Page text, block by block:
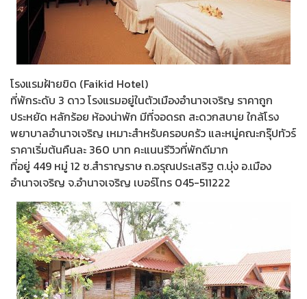
โรงแรมฝ้ายขิด (Faikid Hotel)
ที่พักระดับ 3 ดาว โรงแรมอยู่ในตัวเมืองอำนาจเจริญ ราคาถูก
ประหยัด หลักร้อย ห้องน่าพัก มีที่จอดรถ สะดวกสบาย ใกล้โรง
พยาบาลอำนาจเจริญ เหมาะสำหรับครอบครัว และหมู่คณะกรุ๊ปทัวร์
ราคาเริ่มต้นคืนละ 360 บาท คะแนนรีวิวที่พักดีมาก
ที่อยู่ 449 หมู่ 12 ซ.สำราญราษ ถ.อรุณประเสริฐ ต.บุ่ง อ.เมือง
อำนาจเจริญ จ.อำนาจเจริญ เบอร์โทร 045-511222